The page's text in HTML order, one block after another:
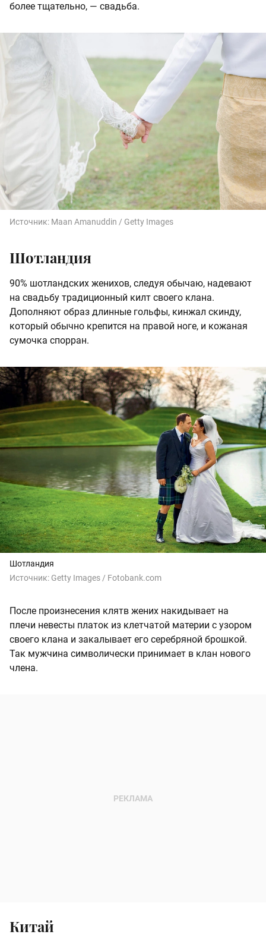
более тщательно, — свадьба.
Источник: Maan Amanuddin / Getty Images
Шотландия
90% шотландских женихов, следуя обычаю, надевают
на свадьбу традиционный килт своего клана.
Дополняют образ длинные гольфы, кинжал скинду,
который обычно крепится на правой ноге, и кожаная
сумочка спорран.
Шотландия
Источник: Getty Images / Fotobank.com
После произнесения клятв жених накидывает на
плечи невесты платок из клетчатой материи с узором
своего клана и закалывает его серебряной брошкой.
Так мужчина символически принимает в клан нового
члена.
Китай